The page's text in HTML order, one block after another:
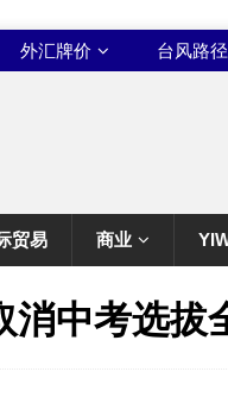
外汇牌价 台风路径
贸易 商业
消中考选拔